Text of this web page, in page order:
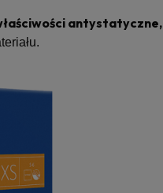
antystatyczne,